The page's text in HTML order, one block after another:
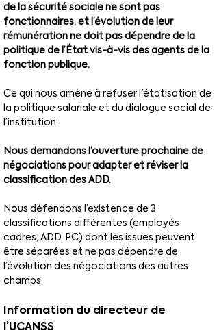
de la sécurité sociale ne sont pas
fonctionnaires, et l’évolution de leur
rémunération ne doit pas dépendre de la
politique de l’État vis-à-vis des agents de la
fonction publique.
Ce qui nous amène à refuser l'étatisation de
la politique salariale et du dialogue social de
l’institution.
Nous demandons l’ouverture prochaine de
négociations pour adapter et réviser la
classification des ADD.
Nous défendons l’existence de 3
classifications différentes (employés
cadres, ADD, PC) dont les issues peuvent
être séparées et ne pas dépendre de
l’évolution des négociations des autres
champs.
Information du directeur de
l’UCANSS